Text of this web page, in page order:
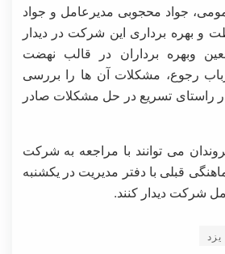
جواد محجوبی مدیرعامل و جواد
و بهره برداری این شرکت در دیدار
وبهره برداران در قالب نهضت
رجوع، مشکلات آن ها را بررسی
راستای تسریع در حل مشکلات صادر
می توانند با مراجعه به شرکت
قبلی با دفتر مدیریت در یکشنبه
شرکت دیدار کنند.
یزد